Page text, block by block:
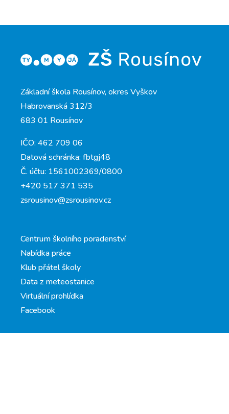
Základní škola Rousínov, okres Vyškov
Habrovanská 312/3
683 01 Rousínov
IČO: 462 709 06
Datová schránka: fbtgj48
Č. účtu: 1561002369/0800
+420 517 371 535
zsrousinov@zsrousinov.cz
Centrum školního poradenství
Nabídka práce
Klub přátel školy
Data z meteostanice
Virtuální prohlídka
Facebook